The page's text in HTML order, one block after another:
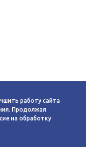
работу сайта
Продолжая
на обработку